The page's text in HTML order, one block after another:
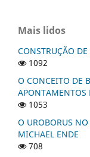
Mais lidos
CONSTRUÇÃO
1092
O CONCEITO DE
APONTAMENTOS
1053
O UROBORUS
MICHAEL ENDE
708